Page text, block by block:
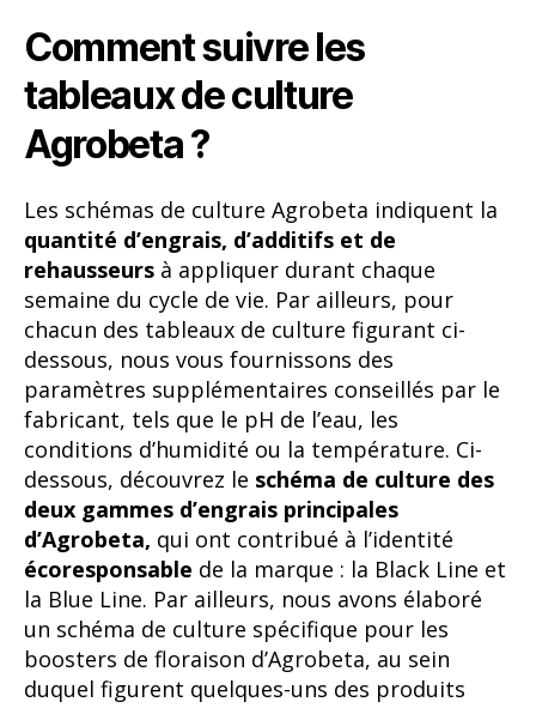
Comment suivre les
tableaux de culture
Agrobeta ?
Les schémas de culture Agrobeta indiquent la
quantité d’engrais, d’additifs et de
rehausseurs à appliquer durant chaque
semaine du cycle de vie. Par ailleurs, pour
chacun des tableaux de culture figurant ci-
dessous, nous vous fournissons des
paramètres supplémentaires conseillés par le
fabricant, tels que le pH de l’eau, les
conditions d’humidité ou la température. Ci-
dessous, découvrez le schéma de culture des
deux gammes d’engrais principales
d’Agrobeta, qui ont contribué à l’identité
écoresponsable de la marque : la Black Line et
la Blue Line. Par ailleurs, nous avons élaboré
un schéma de culture spécifique pour les
boosters de floraison d’Agrobeta, au sein
duquel figurent quelques-uns des produits